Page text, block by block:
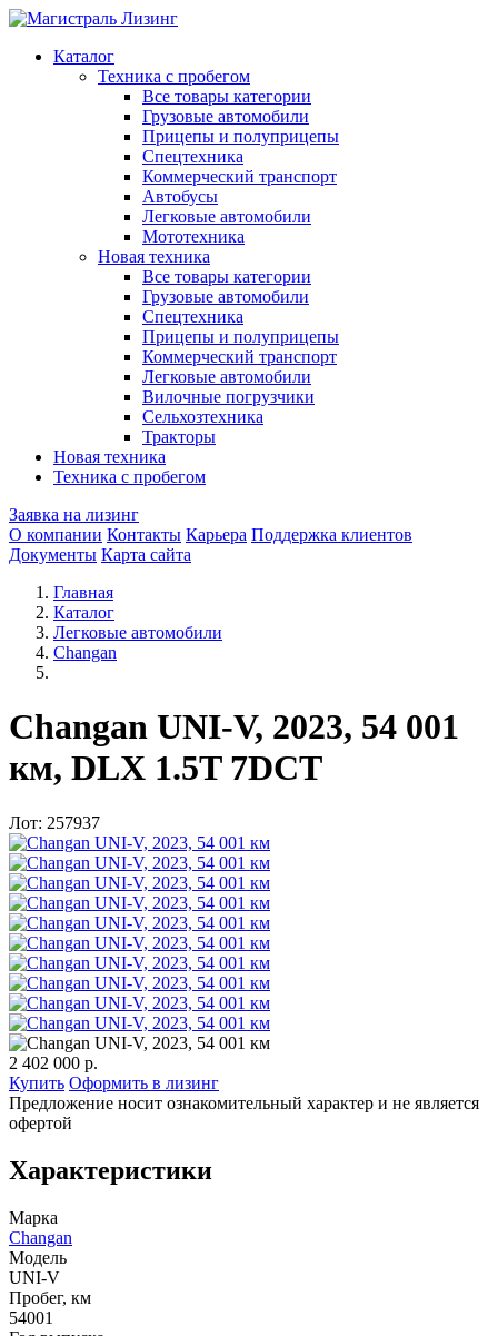
Каталог
Техника с пробегом
Все товары категории
Грузовые автомобили
Прицепы и полуприцепы
Спецтехника
Коммерческий транспорт
Автобусы
Легковые автомобили
Мототехника
Новая техника
Все товары категории
Грузовые автомобили
Спецтехника
Прицепы и полуприцепы
Коммерческий транспорт
Легковые автомобили
Вилочные погрузчики
Сельхозтехника
Тракторы
Новая техника
Техника с пробегом
Заявка на лизинг
О компании Контакты Карьера Поддержка клиентов
Документы Карта сайта
Главная
Каталог
Легковые автомобили
Changan
Changan UNI-V, 2023, 54 001
км, DLX 1.5T 7DCT
Лот: 257937
2 402 000 р.
Купить Оформить в лизинг
Предложение носит ознакомительный характер и не является
офертой
Характеристики
Марка
Changan
Модель
UNI-V
Пробег, км
54001